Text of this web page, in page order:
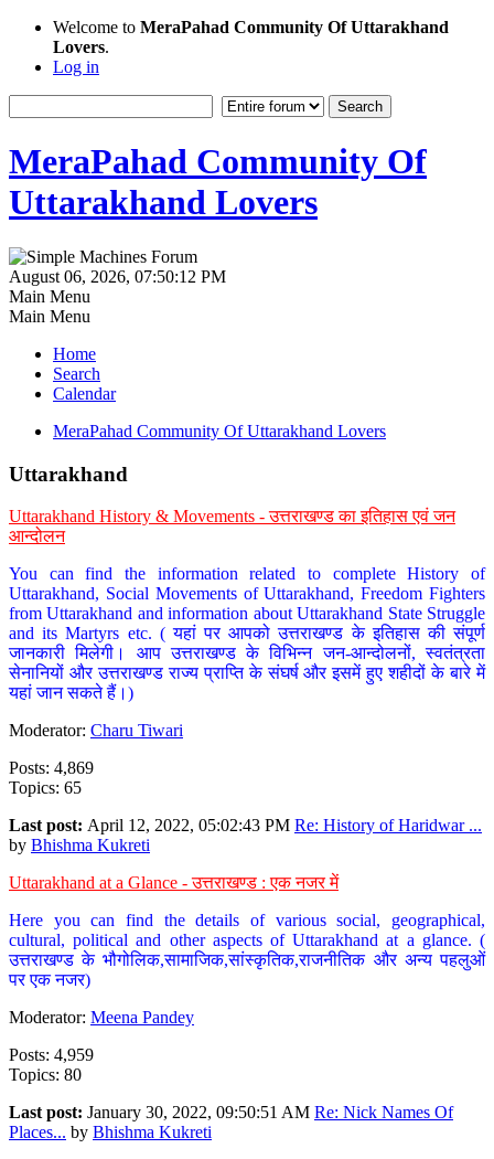
Welcome to MeraPahad Community Of Uttarakhand
Lovers.
Log in
MeraPahad Community Of
Uttarakhand Lovers
August 06, 2026, 07:50:12 PM
Main Menu
Main Menu
Home
Search
Calendar
MeraPahad Community Of Uttarakhand Lovers
Uttarakhand
Uttarakhand History & Movements - उत्तराखण्ड का इतिहास एवं जन
आन्दोलन
You can find the information related to complete History of
Uttarakhand, Social Movements of Uttarakhand, Freedom Fighters
from Uttarakhand and information about Uttarakhand State Struggle
and its Martyrs etc. ( यहां पर आपको उत्तराखण्ड के इतिहास की संपूर्ण
जानकारी मिलेगी। आप उत्तराखण्ड के विभिन्न जन-आन्दोलनों, स्वतंत्रता
सेनानियों और उत्तराखण्ड राज्य प्राप्ति के संघर्ष और इसमें हुए शहीदों के बारे में
यहां जान सकते हैं।)
Moderator: Charu Tiwari
Posts: 4,869
Topics: 65
Last post: April 12, 2022, 05:02:43 PM Re: History of Haridwar ...
by Bhishma Kukreti
Uttarakhand at a Glance - उत्तराखण्ड : एक नजर में
Here you can find the details of various social, geographical,
cultural, political and other aspects of Uttarakhand at a glance. (
उत्तराखण्ड के भौगोलिक,सामाजिक,सांस्कृतिक,राजनीतिक और अन्य पहलुओं
पर एक नजर)
Moderator: Meena Pandey
Posts: 4,959
Topics: 80
Last post: January 30, 2022, 09:50:51 AM Re: Nick Names Of
Places... by Bhishma Kukreti